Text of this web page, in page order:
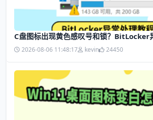
C盘图标出现黄色感叹号和锁？BitLocker
2026-08-06 11:48:17 kevin 24450